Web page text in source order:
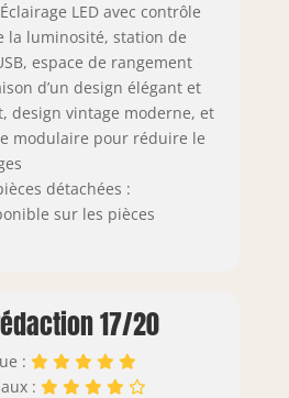
LED avec contrôle
la luminosité, station de
espace de rangement
d’un design élégant et
design vintage moderne, et
modulaire pour réduire le
détachées :
sur les pièces
17/20
:
: